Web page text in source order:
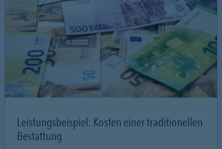
Leistungsbeispiel: Kosten einer traditionellen
Bestattung